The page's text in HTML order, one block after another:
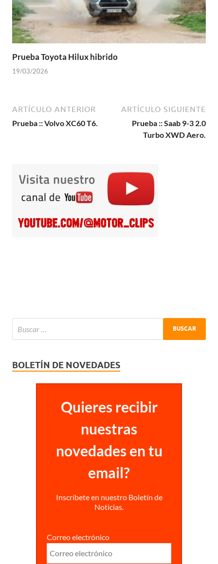
Prueba Toyota Hilux hibrido
19/03/2026
ARTÍCULO ANTERIOR
Prueba :: Volvo XC60 T6.
ARTÍCULO SIGUIENTE
Prueba :: Saab 9-3 2.0
Turbo XWD Aero.
BOLETÍN DE NOVEDADES
Quieres recibir
nuestras
novedades en tu
email?
Inscríbete en nuestro Boletín de
Noticias.
Correo electrónico